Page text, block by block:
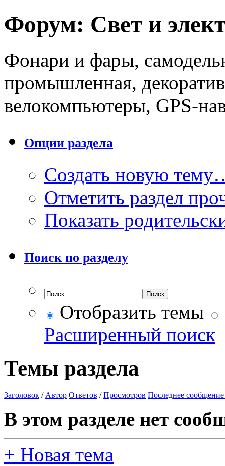
Форум: Свет и
Фонари и фары,
промышленная,
велокомпьютеры, GPS-
Опции раздела
Создать новую
Отметить раздел
Показать
Поиск по разделу
Отобразить темы
Расширенный поиск
Темы раздела
Заголовок / Автор Ответов /Просмотров Последнее сообщение
В этом разделе нет
+ Новая тема